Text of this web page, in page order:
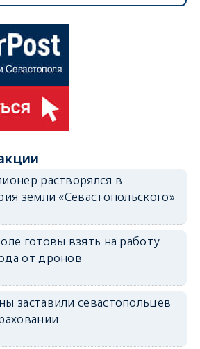
растворялся в
земли «Севастопольского»
готовы взять на работу
от дронов
заставили севастопольцев